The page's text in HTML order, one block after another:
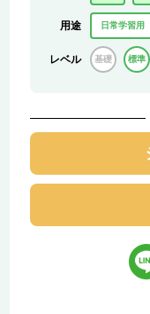
用途 日常学習用
レベル 基礎 標準